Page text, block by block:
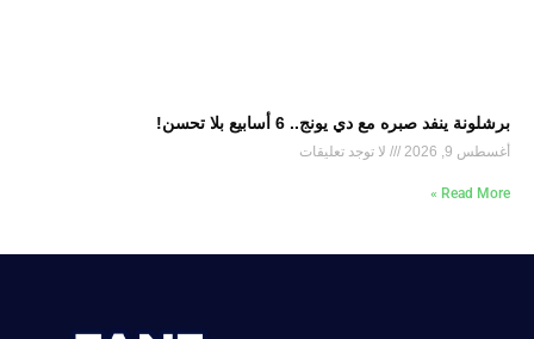
برشلونة ينفد صبره مع دي يونج.. 6 أسابيع بلا تحسن!
أغسطس 9, 2026 لا توجد تعليقات
Read More »